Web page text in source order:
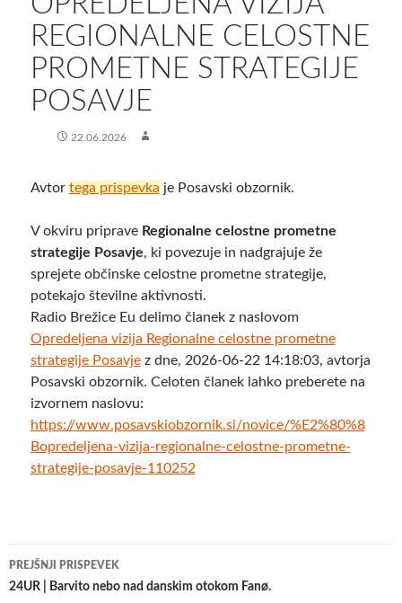
REGIONALNE CELOSTNE
PROMETNE STRATEGIJE
POSAVJE
22.06.2026
Avtor tega prispevka je Posavski obzornik.
V okviru priprave Regionalne celostne prometne
strategije Posavje, ki povezuje in nadgrajuje že
sprejete občinske celostne prometne strategije,
potekajo številne aktivnosti.
Radio Brežice Eu delimo članek z naslovom
Opredeljena vizija Regionalne celostne prometne
strategije Posavjez dne, 2026-06-22 14:18:03, avtorja
Posavski obzornik. Celoten članek lahko preberete na
izvornem naslovu:
https://www.posavskiobzornik.si/novice/%E2%80%8
Bopredeljena-vizija-regionalne-celostne-prometne-
strategije-posavje-110252
Krmarjenje
po
PREJŠNJI PRISPEVEK
24UR | Barvito nebo nad danskim otokom Fanø.